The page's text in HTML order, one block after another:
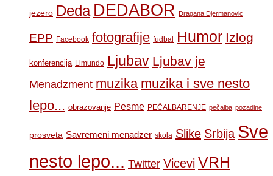
jezero Deda DEDABOR Dragana Djermanovic
EPP Facebook fotografije fudbal Humor Izlog
konferencija Limundo Ljubav Ljubav je
Menadzment muzika muzika i sve nesto
lepo... obrazovanje Pesme PEČALBARENJE pečalba pozadine
prosveta Savremeni menadzer skola Slike Srbija Sve
nesto lepo... Twitter Vicevi VRH